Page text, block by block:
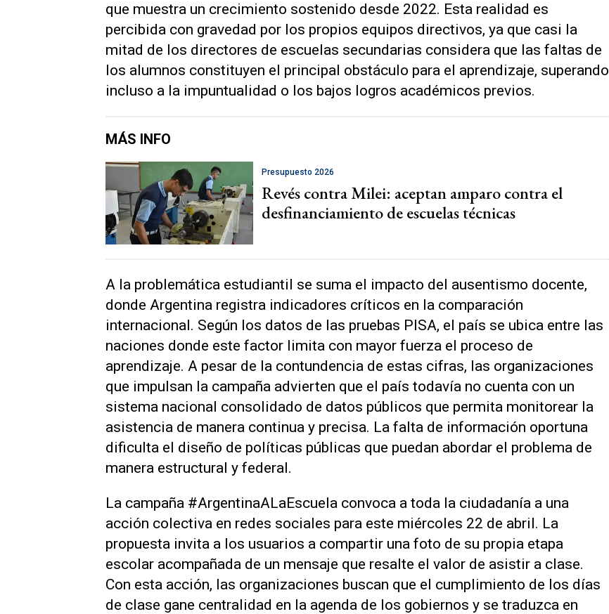
que muestra un crecimiento sostenido desde 2022. Esta realidad es
percibida con gravedad por los propios equipos directivos, ya que casi la
mitad de los directores de escuelas secundarias considera que las faltas de
los alumnos constituyen el principal obstáculo para el aprendizaje, superando
incluso a la impuntualidad o los bajos logros académicos previos.
MÁS INFO
Presupuesto 2026
Revés contra Milei: aceptan amparo contra el
desfinanciamiento de escuelas técnicas
A la problemática estudiantil se suma el impacto del ausentismo docente,
donde Argentina registra indicadores críticos en la comparación
internacional. Según los datos de las pruebas PISA, el país se ubica entre las
naciones donde este factor limita con mayor fuerza el proceso de
aprendizaje. A pesar de la contundencia de estas cifras, las organizaciones
que impulsan la campaña advierten que el país todavía no cuenta con un
sistema nacional consolidado de datos públicos que permita monitorear la
asistencia de manera continua y precisa. La falta de información oportuna
dificulta el diseño de políticas públicas que puedan abordar el problema de
manera estructural y federal.
La campaña #ArgentinaALaEscuela convoca a toda la ciudadanía a una
acción colectiva en redes sociales para este miércoles 22 de abril. La
propuesta invita a los usuarios a compartir una foto de su propia etapa
escolar acompañada de un mensaje que resalte el valor de asistir a clase.
Con esta acción, las organizaciones buscan que el cumplimiento de los días
de clase gane centralidad en la agenda de los gobiernos y se traduzca en